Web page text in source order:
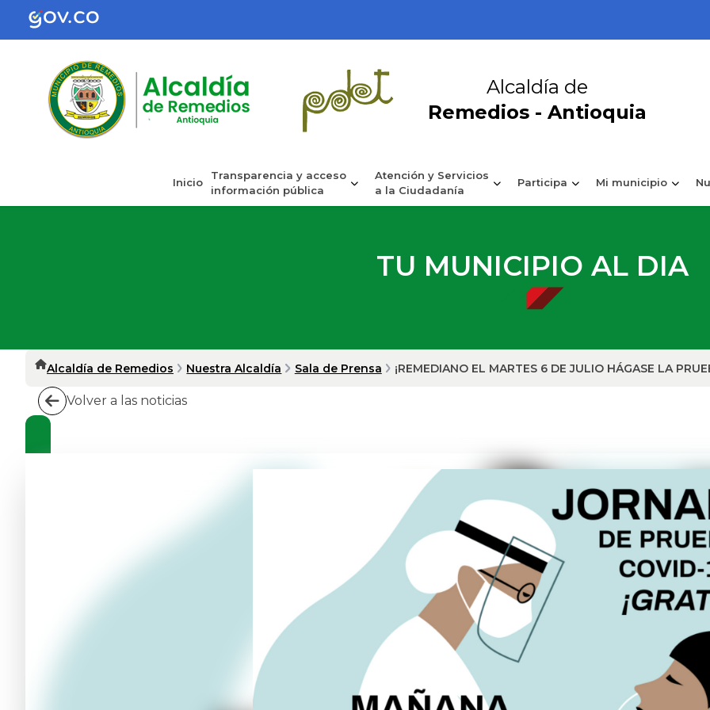
Alcaldía de
Remedios - Antioquia
Inicio
Transparencia y acceso
información pública
Atención y Servicios
a la Ciudadanía
Participa Mi municipio
TU MUNICIPIO AL DIA
Alcaldía de Remedios Nuestra Alcaldía Sala de Prensa ¡REMEDIANO EL MARTES 6 DE JULIO HÁGASE LA
Volver a las noticias